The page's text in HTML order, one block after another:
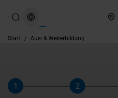
Start / Aus- & Weiterbildung
Schritt
1
Schritt
2